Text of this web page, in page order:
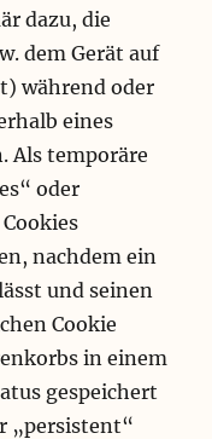
dazu, die
dem Gerät auf
während oder
eines
Als temporäre
oder
nachdem ein
und seinen
Cookie
in einem
gespeichert
„persistent“